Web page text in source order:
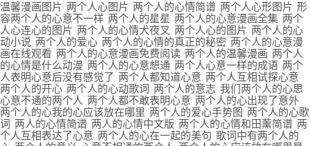
温馨漫画图片 两个人心图片 两个人的心情简谱 两个人心形图片 形
容两个人的心意不一样 两个人的星星 两个人的心意漫画全集 两个
人心连心的图片 两个人的心情犬夜叉 两个人心的图片 两个人的心
动小说 两个人的爱心 两个人的心情的真正的秘密 两个人的心意漫
画在线观看 两个人的心意漫画免费阅读 两个人的温馨漫画 两个人
的心情是什么动漫 两个人的心意想通 两个人心意一样的成语 两个
人表明心意后没有感觉了 两个人都知道心意 两个人互相试探心意
两个人的开心 两个人的心动歌词 两个人的意志 我们两个人的心思
心意不通的两个人 两个人都不敢表明心意 两个人的心出现了意外
两个人的心我的心应该放在哪里 两个人的爱心手势图 两个人的心歌
词 两人的心情简谱 两人的心情中文版 两个人的心情和田薰简谱 两
个人互相表达了心意 两个人的心在一起的美句 歌词中有两个人的